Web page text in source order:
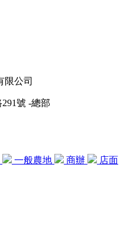
限公司
號 -總部
一般農地 商辦
店面